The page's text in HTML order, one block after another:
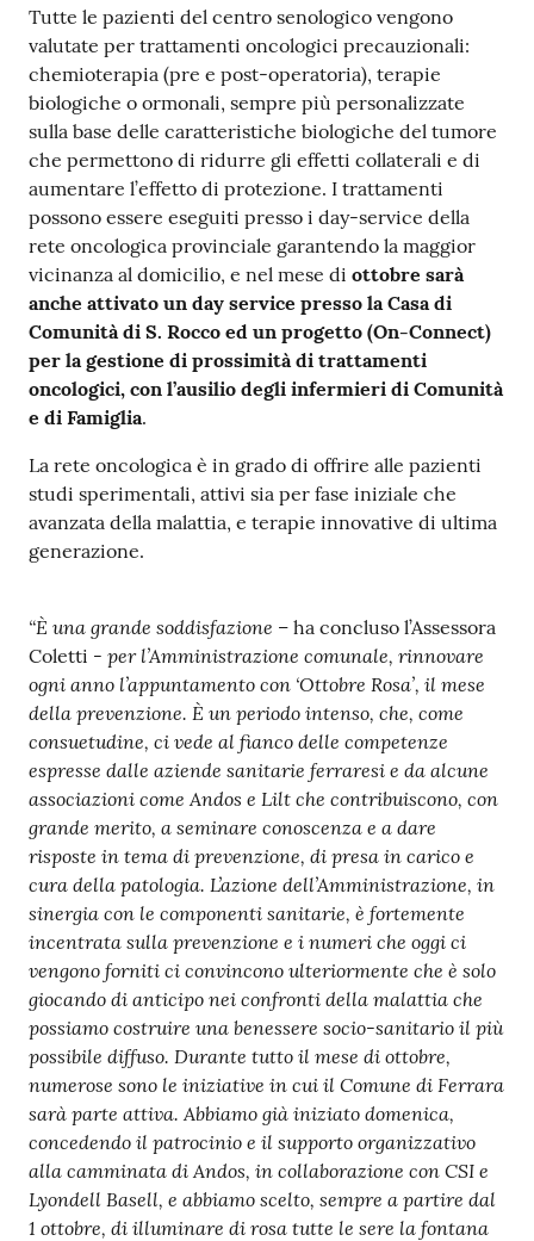
Tutte le pazienti del centro senologico vengono
valutate per trattamenti oncologici precauzionali:
chemioterapia (pre e post-operatoria), terapie
biologiche o ormonali, sempre più personalizzate
sulla base delle caratteristiche biologiche del tumore
che permettono di ridurre gli effetti collaterali e di
aumentare l’effetto di protezione. I trattamenti
possono essere eseguiti presso i day-service della
rete oncologica provinciale garantendo la maggior
vicinanza al domicilio, e nel mese di ottobre sarà
anche attivato un day service presso la Casa di
Comunità di S. Rocco ed un progetto (On-Connect)
per la gestione di prossimità di trattamenti
oncologici, con l’ausilio degli infermieri di Comunità
e di Famiglia.
La rete oncologica è in grado di offrire alle pazienti
studi sperimentali, attivi sia per fase iniziale che
avanzata della malattia, e terapie innovative di ultima
generazione.
“È una grande soddisfazione – ha concluso l’Assessora
Coletti - per l’Amministrazione comunale, rinnovare
ogni anno l’appuntamento con ‘Ottobre Rosa’, il mese
della prevenzione. È un periodo intenso, che, come
consuetudine, ci vede al fianco delle competenze
espresse dalle aziende sanitarie ferraresi e da alcune
associazioni come Andos e Lilt che contribuiscono, con
grande merito, a seminare conoscenza e a dare
risposte in tema di prevenzione, di presa in carico e
cura della patologia. L’azione dell’Amministrazione, in
sinergia con le componenti sanitarie, è fortemente
incentrata sulla prevenzione e i numeri che oggici
vengono forniti ci convincono ulteriormente che è solo
giocando di anticipo nei confronti della malattia che
possiamo costruire una benessere socio-sanitario il più
possibile diffuso. Durante tutto il mese di ottobre,
numerose sono le iniziative in cui il Comune di Ferrara
sarà parte attiva. Abbiamo già iniziatodomenica,
concedendo il patrocinio e il supporto organizzativo
alla camminata di Andos, in collaborazione con CSI e
Lyondell Basell, e abbiamo scelto, sempre a partire dal
1 ottobre, di illuminare di rosa tutte le sere la fontana